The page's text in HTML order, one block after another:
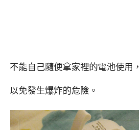
不能自己隨便拿家裡的電池使用，
以免發生爆炸的危險。